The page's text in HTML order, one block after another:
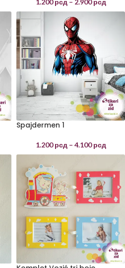
1.200рсд – 2.900рсд
Spajdermen 1
1.200рсд – 4.100рсд